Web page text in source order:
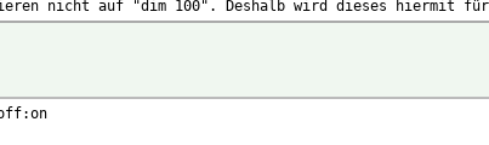
nicht auf "dim 100". Deshalb wird dieses hiermit